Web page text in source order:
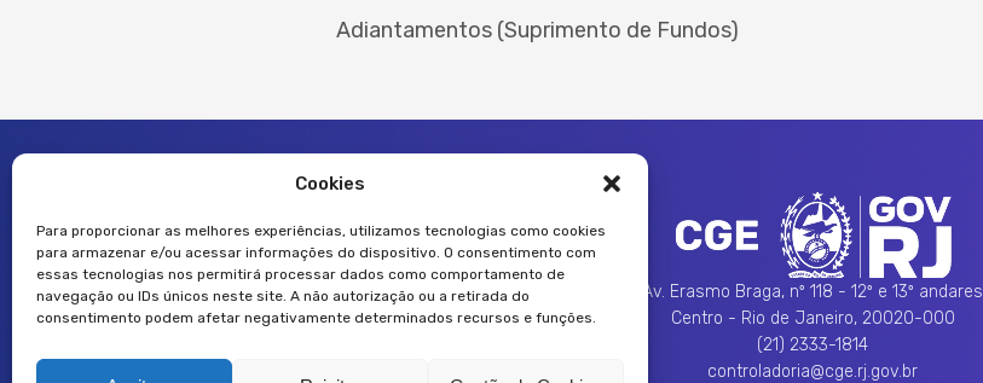
Cookies
Para proporcionar as melhores experiências, utilizamos tecnologias como cookies
para armazenar e/ou acessar informações do dispositivo. O consentimento com
essas tecnologias nos permitirá processar dados como comportamento de
navegação ou IDs únicos neste site. A não autorização ou a retirada do
consentimento podem afetar negativamente determinados recursos e funções.
Adiantamentos (Suprimento de Fundos)
Av. Erasmo Braga, nº 118 - 12º e 13º andares
Centro - Rio de Janeiro, 20020-000
(21) 2333-1814
controladoria@cge.rj.gov.br